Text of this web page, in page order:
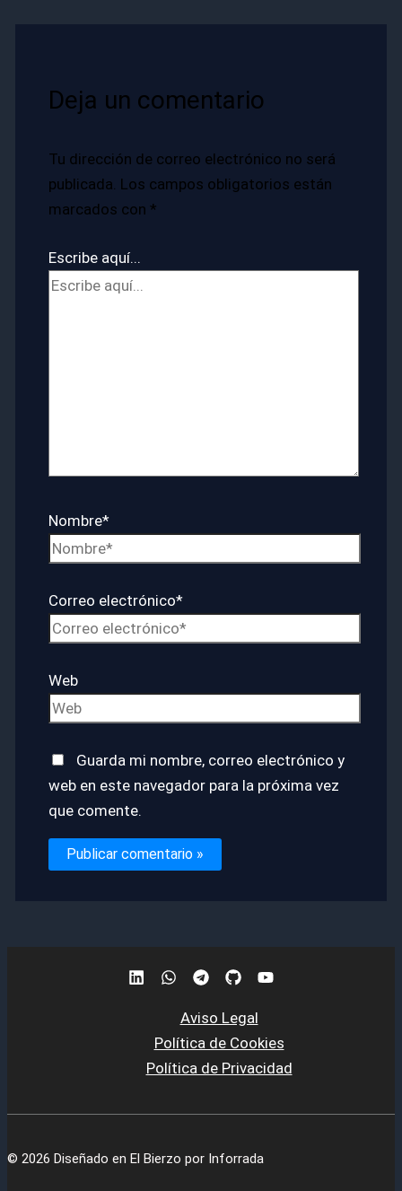
Deja un comentario
Tu dirección de correo electrónico no será
publicada. Los campos obligatorios están
marcados con *
Escribe aquí...
Nombre*
Correo electrónico*
Web
Guarda mi nombre, correo electrónico y
web en este navegador para la próxima vez
que comente.
Aviso Legal
Política de Cookies
Política de Privacidad
© 2026 Diseñado en El Bierzo por Inforrada